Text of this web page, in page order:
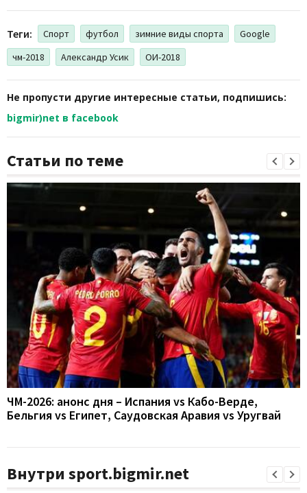
Теги: Спорт футбол зимние виды спорта
Google
чм-2018
Александр Усик ОИ-2018
Не пропусти другие интересные статьи, подпишись:
bigmir)net в facebook
Статьи по теме
ЧМ-2026: анонс дня – Испания vs Кабо-Верде,
Бельгия vs Египет, Саудовская Аравия vs Уругвай
Внутри sport.bigmir.net